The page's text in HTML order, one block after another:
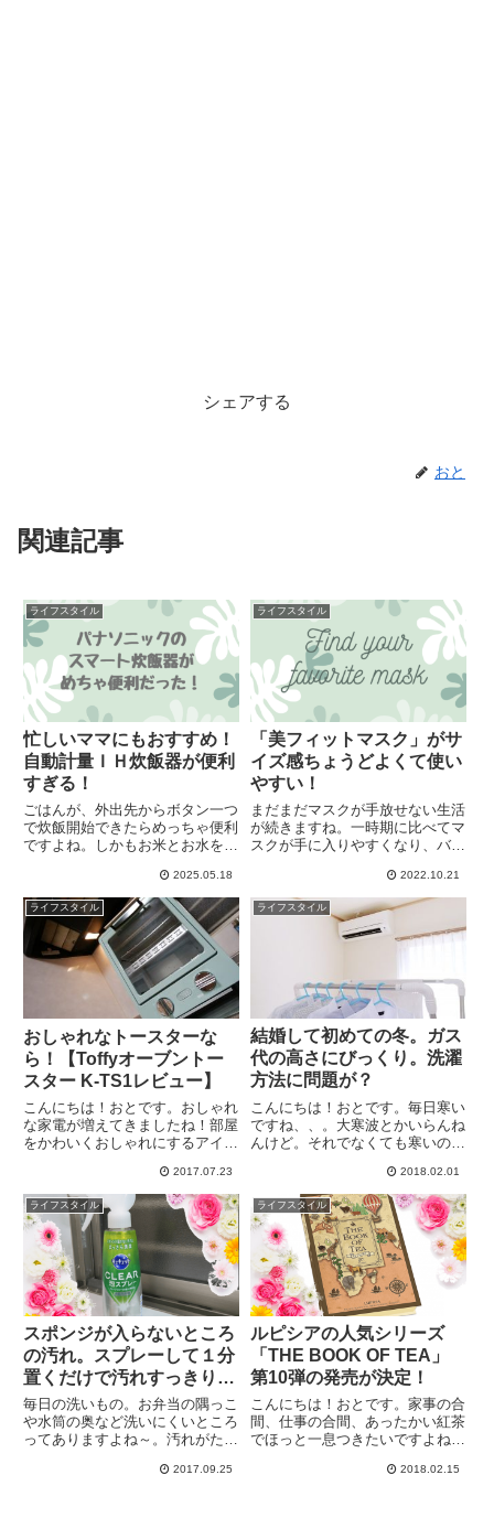
シェアする
おと
関連記事
ライフスタイル
忙しいママにもおすすめ！
自動計量ＩＨ炊飯器が便利
すぎる！
ごはんが、外出先からボタン一つ
で炊飯開始できたらめっちゃ便利
ですよね。しかもお米とお水を自
セットしなくてもいい。そんな炊
飯器を見つけました★それがこち
ら！パナソニック 自動計量ＩＨ
炊飯器 SR-AX1最近流行り
2025.05.18
ライフスタイル
「美フィットマスク」がサ
イズ感ちょうどよくて使い
やすい！
まだまだマスクが手放せない生活
が続きますね。一時期に比べてマ
スクが手に入りやすくなり、バリ
た。私は毎日使い捨ての不織布マ
スクを使っています。ドラッグス
トアで売ってる50枚600円くらい
のものを主人と一緒に使って
2022.10.21
ライフスタイル
おしゃれなトースターな
ら！【Toffyオーブントー
スター K-TS1レビュー】
こんにちは！おとです。おしゃれ
な家電が増えてきましたね！部屋
をかわいくおしゃれにするアイテ
暮らしでももってこいですね。と
いうわけでわたしが選んだおしゃ
れなトースターを紹介したいと思
います。見た目がかわいい！なん
2017.07.23
ライフスタイル
結婚して初めての冬。ガス
代の高さにびっくり。洗濯
方法に問題が？
こんにちは！おとです。毎日寒い
ですね、、。大寒波とかいらんね
んけど。それでなくても寒いの苦
て？夏生まれやから！が決まり文
句）今月もガス代の紙？がポスト
に入ってたので見て見ると、、、
7,000円超えてるぅぅぅ。び
2018.02.01
ライフスタイル
スポンジが入らないところ
の汚れ。スプレーして１分
置くだけで汚れすっきり！
キュキュット泡スプレーが
優秀すぎて感動！【食器洗
い】
毎日の洗いもの。お弁当の隅っこ
や水筒の奥など洗いにくいところ
ってありますよね～。汚れがたま
り。。。どうにかならないかな～
2017.09.25
ライフスタイル
ルピシアの人気シリーズ
「THE BOOK OF TEA」
第10弾の発売が決定！
こんにちは！おとです。家事の合
間、仕事の合間、あったかい紅茶
でほっと一息つきたいですよね。
BOOK OF TEA（ブック オブ テ
2018.02.15